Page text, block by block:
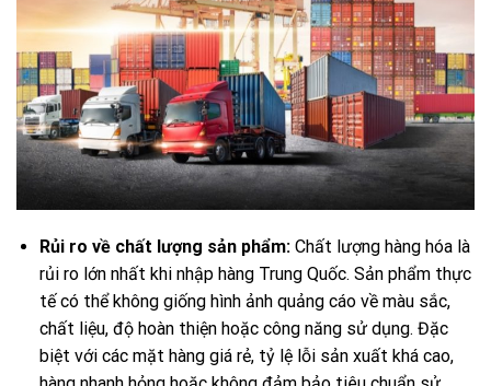
Rủi ro về chất lượng sản phẩm:Chất lượng hàng hóa là
rủi ro lớn nhất khi nhập hàng Trung Quốc. Sản phẩm thực
tế có thể không giống hình ảnh quảng cáo về màu sắc,
chất liệu, độ hoàn thiện hoặc công năng sử dụng. Đặc
biệt với các mặt hàng giá rẻ, tỷ lệ lỗi sản xuất khá cao,